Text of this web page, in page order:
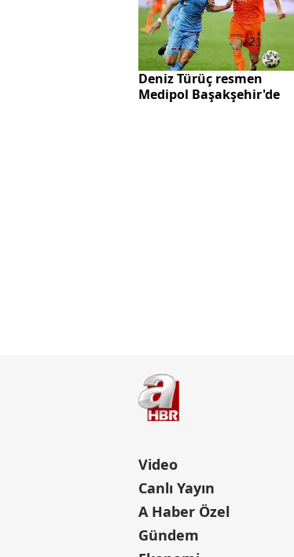
Deniz Türüç resmen
Medipol Başakşehir'de
Video
Canlı Yayın
A Haber Özel
Gündem